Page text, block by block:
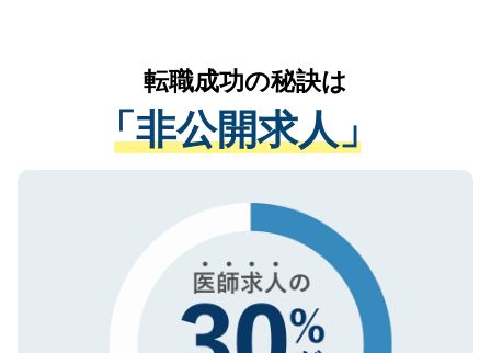
は、個人情報の取り扱いについての厳密な
管理基準を満たした事業者のみに付与され
る、プライバシーマークを取得済みです。
で、機密保持に関してもご安心ください。
かがいして、現在の医療機関の状況や紹介
経験をまじえながら、適切なアドバイスを
させていただきます。すぐにご転職をされ
ない方には、長期的なサポートが可能です
ので、まずはご登録ください。
転職成功の秘訣は
「非公開求人」